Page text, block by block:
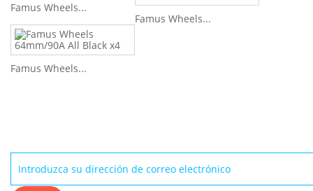
Famus Wheels...
Famus Wheels...
Famus Wheels...